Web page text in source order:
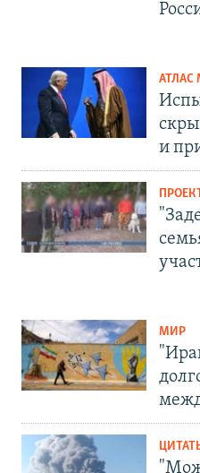
АТЛАС
и
МИР